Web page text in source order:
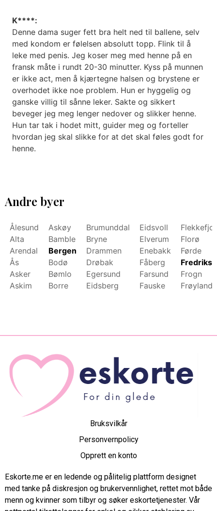
K****:
Denne dama suger fett bra helt ned til ballene, selv
med kondom er følelsen absolutt topp. Flink til å
leke med penis. Jeg koser meg med henne på en
fransk måte i rundt 20-30 minutter. Kyss på munnen
er ikke act, men å kjærtegne halsen og brystene er
overhodet ikke noe problem. Hun er hyggelig og
ganske villig til sånne leker. Sakte og sikkert
beveger jeg meg lenger nedover og slikker henne.
Hun tar tak i hodet mitt, guider meg og forteller
hvordan jeg skal slikke for at det skal føles godt for
henne.
Andre byer
Ålesund
Alta
Arendal
Ås
Asker
Askim
Askøy
Bamble
Bergen
Bodø
Bømlo
Borre
Brumunddal
Bryne
Drammen
Drøbak
Egersund
Eidsberg
Eidsvoll
Elverum
Enebakk
Fåberg
Farsund
Fauske
Florø
Førde
Frogn
Frøyland
Bruksvilkår
Personvernpolicy
Opprett en konto
Eskorte.me er en ledende og pålitelig plattform designet
med tanke på diskresjon og brukervennlighet, rettet mot både
menn og kvinner som tilbyr og søker eskortetjenester. Vår